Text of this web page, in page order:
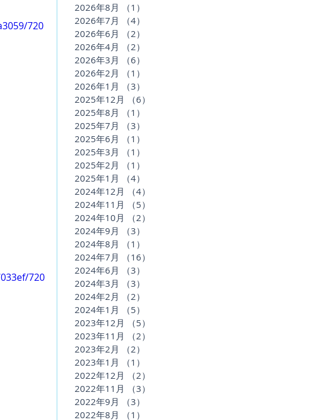
720
720
2026年8月 （1）
2026年7月
（4）
2026年6月
（2）
2026年4月
（2）
2026年3月
（6）
2026年2月
（1）
2026年1月
（3）
2025年12月
（6）
2025年8月
（1）
2025年7月
（3）
2025年6月
（1）
2025年3月
（1）
2025年2月
（1）
2025年1月
（4）
2024年12月
（4）
2024年11月
（5）
2024年10月
（2）
2024年9月
（3）
2024年8月
（1）
2024年7月
（16）
2024年6月
（3）
2024年3月
（3）
2024年2月
（2）
2024年1月
（5）
2023年12月
（5）
2023年11月
（2）
2023年2月
（2）
2023年1月
（1）
2022年12月
（2）
2022年11月
（3）
2022年9月
（3）
2022年8月
（1）